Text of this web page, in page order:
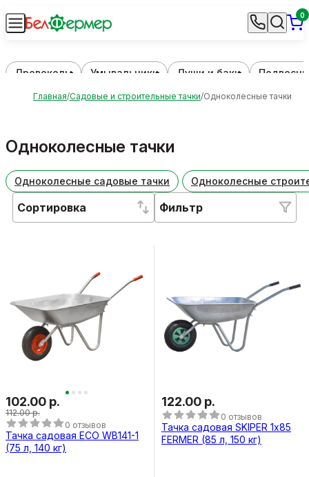
0
Дровоколы Умывальники Души и баки
Главная Садовые и строительные тачки Одноколесные тачки
Одноколесные тачки
Одноколесные садовые тачки Одноколесные
Сортировка Фильтр
102.00 р.
112.00 р.
0 отзывов
Тачка садовая ECO WB141-1
(75 л, 140 кг)
122.00 р.
0 отзывов
Тачка садовая SKIPER 1х85
FERMER (85 л, 150 кг)